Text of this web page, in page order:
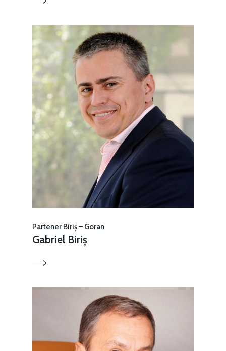
Partener Biriș – Goran
Gabriel Biriș
pentru o Românie